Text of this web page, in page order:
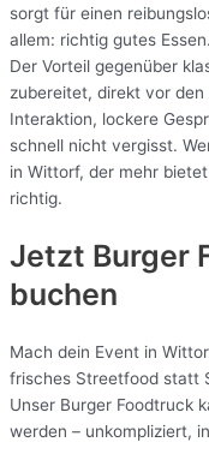
sorgt für einen
allem: richtig gutes Essen.
Der Vorteil gegenüber
zubereitet, direkt vor
Interaktion, lockere
schnell nicht vergisst.
in Wittorf, der mehr
richtig.
Jetzt Burger
buchen
Mach dein Event in
frisches Streetfood statt
Unser Burger Foodtruck
werden – unkompliziert,